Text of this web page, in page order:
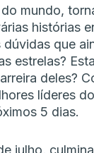
mundo,
histórias
que
estrelas?
deles?
líderes
5 dias.